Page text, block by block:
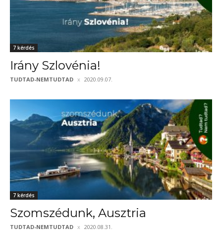
7 kérdés
Irány Szlovénia!
TUDTAD-NEMTUDTAD 2020.09.07.
7 kérdés
Szomszédunk, Ausztria
TUDTAD-NEMTUDTAD 2020.08.31.